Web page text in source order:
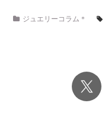
ジュエリーコラム＊